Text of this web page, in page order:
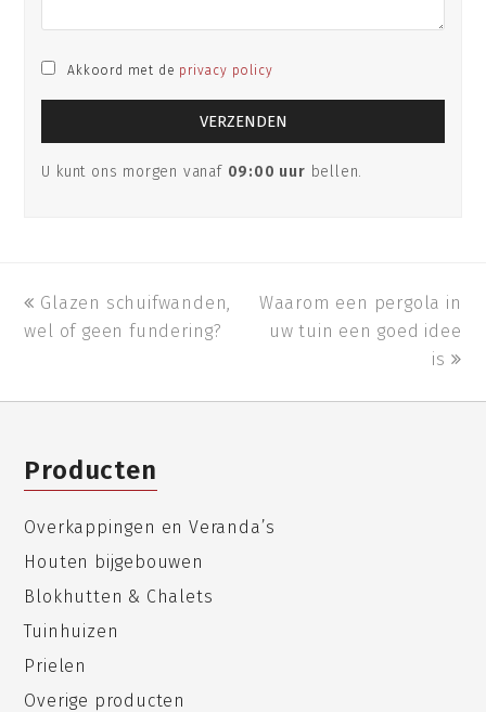
Akkoord met de privacy policy
U kunt ons morgen vanaf 09:00 uur bellen.
previous
post:
Glazen schuifwanden,
wel of geen fundering?
next
post:
Waarom een pergola in
uw tuin een goed idee
is
Producten
Overkappingen en Veranda’s
Houten bijgebouwen
Blokhutten & Chalets
Tuinhuizen
Prielen
Overige producten